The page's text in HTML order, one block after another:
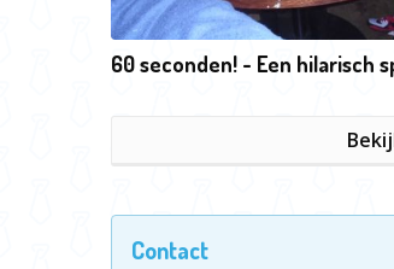
60 seconden! - Een hilarisch
Contact